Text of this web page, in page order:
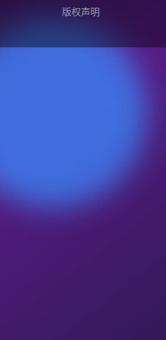
版权声明